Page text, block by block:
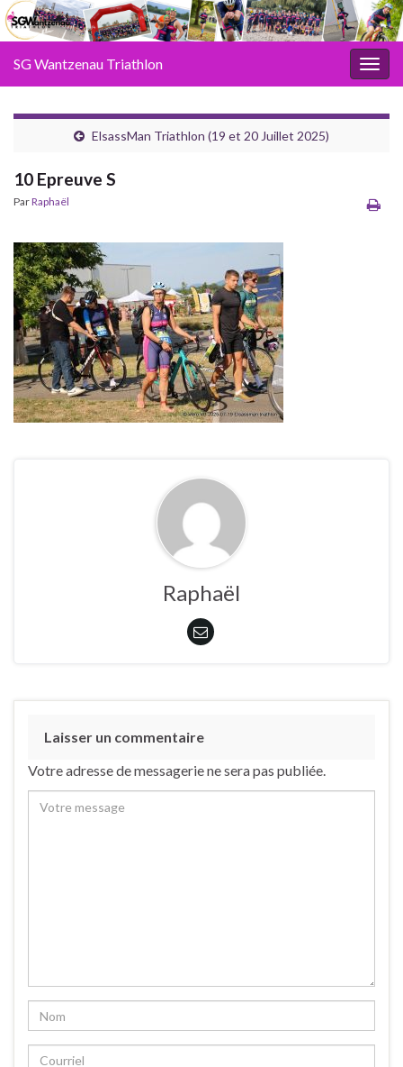
SG Wantzenau Triathlon
ElsassMan Triathlon (19 et 20 Juillet 2025)
10 Epreuve S
ParRaphaël
Raphaël
Laisser un commentaire
Votre adresse de messagerie ne sera pas publiée.